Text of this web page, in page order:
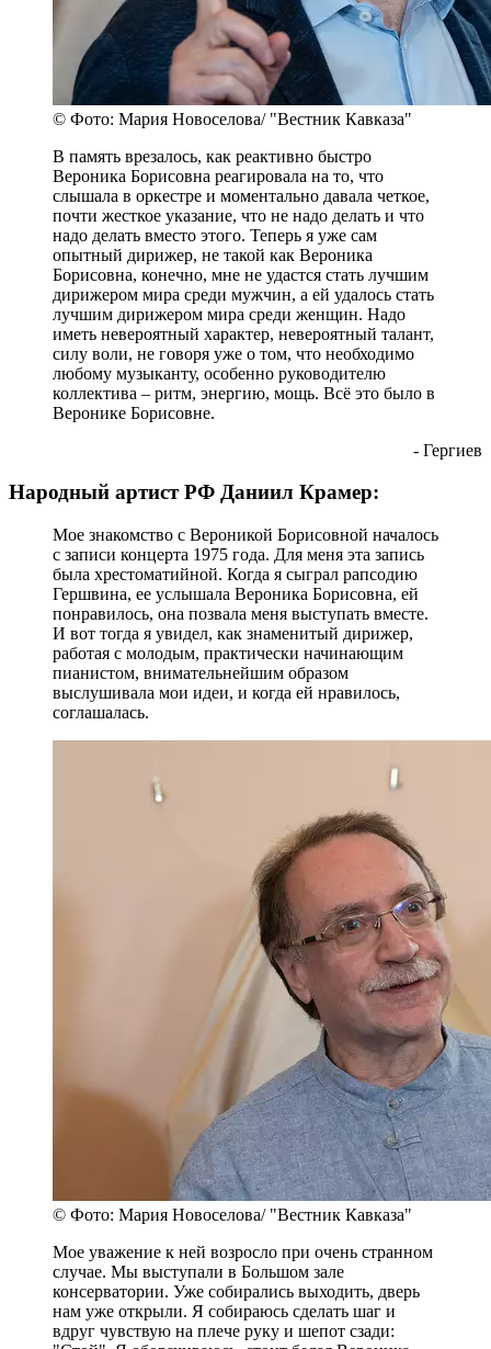
© Фото: Мария Новоселова/ "Вестник Кавказа"
В память врезалось, как реактивно быстро
Вероника Борисовна реагировала на то, что
слышала в оркестре и моментально давала четкое,
почти жесткое указание, что не надо делать и что
надо делать вместо этого. Теперь я уже сам
опытный дирижер, не такой как Вероника
Борисовна, конечно, мне не удастся стать лучшим
дирижером мира среди мужчин, а ей удалось стать
лучшим дирижером мира среди женщин. Надо
иметь невероятный характер, невероятный талант,
силу воли, не говоря уже о том, что необходимо
любому музыканту, особенно руководителю
коллектива – ритм, энергию, мощь. Всё это было в
Веронике Борисовне.
- Гергиев
Народный артист РФ Даниил Крамер:
Мое знакомство с Вероникой Борисовной началось
с записи концерта 1975 года. Для меня эта запись
была хрестоматийной. Когда я сыграл рапсодию
Гершвина, ее услышала Вероника Борисовна, ей
понравилось, она позвала меня выступать вместе.
И вот тогда я увидел, как знаменитый дирижер,
работая с молодым, практически начинающим
пианистом, внимательнейшим образом
выслушивала мои идеи, и когда ей нравилось,
соглашалась.
© Фото: Мария Новоселова/ "Вестник Кавказа"
Мое уважение к ней возросло при очень странном
случае. Мы выступали в Большом зале
консерватории. Уже собирались выходить, дверь
нам уже открыли. Я собираюсь сделать шаг и
вдруг чувствую на плече руку и шепот сзади: